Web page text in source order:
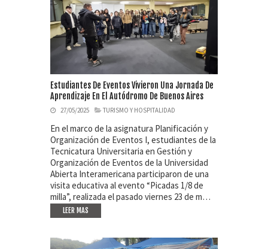
Estudiantes De Eventos Vivieron Una Jornada De
Aprendizaje En El Autódromo De Buenos Aires
27/05/2025 TURISMO Y HOSPITALIDAD
En el marco de la asignatura Planificación y
Organización de Eventos I, estudiantes de la
Tecnicatura Universitaria en Gestión y
Organización de Eventos de la Universidad
Abierta Interamericana participaron de una
visita educativa al evento “Picadas 1/8 de
milla”, realizada el pasado viernes 23 de m…
LEER MAS